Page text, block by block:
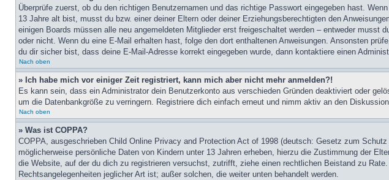
Überprüfe zuerst, ob du den richtigen Benutzernamen und das richtige Passwort eingegeben hast.
13 Jahre alt bist, musst du bzw. einer deiner Eltern oder deiner Erziehungsberechtigten den
einigen Boards müssen alle neu angemeldeten Mitglieder erst freigeschaltet werden – entweder
oder nicht. Wenn du eine E-Mail erhalten hast, folge den dort enthaltenen Anweisungen. Ansonsten
du dir sicher bist, dass deine E-Mail-Adresse korrekt eingegeben wurde, dann kontaktiere einen
Nach oben
» Ich habe mich vor einiger Zeit registriert, kann mich aber nicht mehr anmelden?!
Es kann sein, dass ein Administrator dein Benutzerkonto aus verschieden Gründen deaktiviert oder
um die Datenbankgröße zu verringern. Registriere dich einfach erneut und nimm aktiv an den
Nach oben
» Was ist COPPA?
COPPA, ausgeschrieben Child Online Privacy and Protection Act of 1998 (deutsch: Gesetz zum
möglicherweise persönliche Daten von Kindern unter 13 Jahren erheben, hierzu die Zustimmung der
die Website, auf der du dich zu registrieren versuchst, zutrifft, ziehe einen rechtlichen Beistand zu
Rechtsangelegenheiten jeglicher Art ist; außer solchen, die weiter unten behandelt werden.